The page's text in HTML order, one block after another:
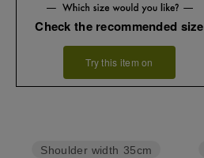
Check the recommended size
Try this item on
Shoulder width 35cm